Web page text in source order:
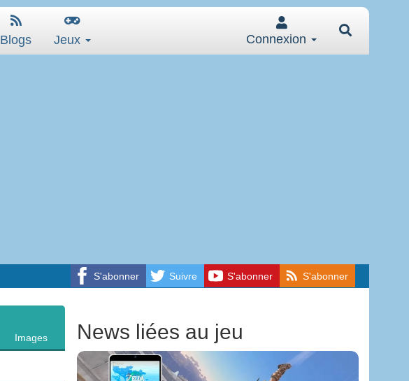
Blogs Jeux Connexion
S'abonner Suivre S'abonner S'abonner
Images News liées au jeu